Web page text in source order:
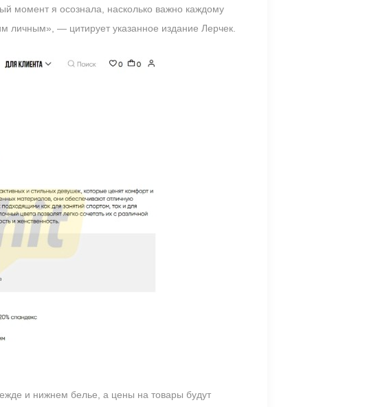
момент я осознала, насколько важно каждому
личным», — цитирует указанное издание Лерчек.
и нижнем белье, а цены на товары будут